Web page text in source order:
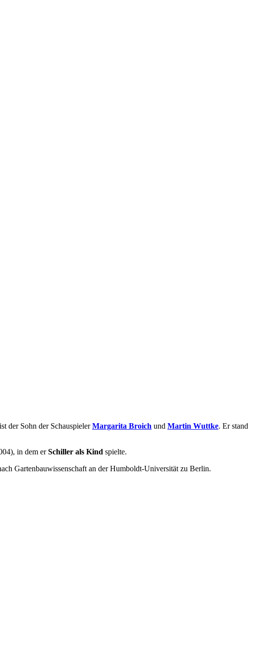
der Sohn der SchauspielerMargarita Broich und Martin Wuttke. Er stand
in dem erSchiller als Kind spielte.
Gartenbauwissenschaft an der Humboldt-Universität zu Berlin.